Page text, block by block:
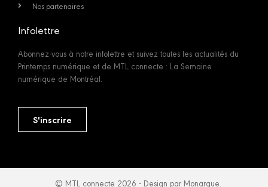
Nos partenaires
Infolettre
Abonnez-vous à notre infolettre et suivez toutes les actualités du
Printemps numérique et de MTL connecte : La Semaine
numérique de Montréal.
S'inscrire
© MTL connecte 2026 - Design par Monarque.